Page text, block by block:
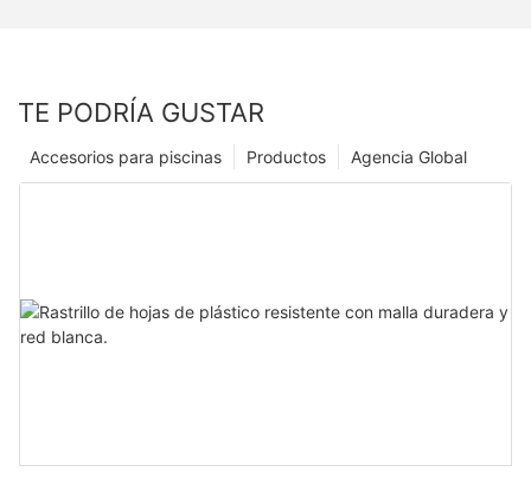
TE PODRÍA GUSTAR
Agencia Global
Productos
Accesorios para piscinas